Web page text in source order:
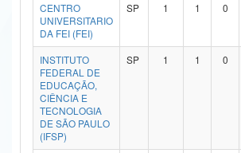
Ministério da Mulher, da Família e dos Direitos Humanos
Secretaria de Governo
Gabinete de Segurança Institucional
Advocacia-Geral da União
CENTRO
UNIVERSITARIO
DA FEI (FEI)
SP 1 1 0
INSTITUTO
FEDERAL DE
EDUCAÇÃO,
CIÊNCIA E
TECNOLOGIA
DE SÃO PAULO
(IFSP)
SP 1 1 0